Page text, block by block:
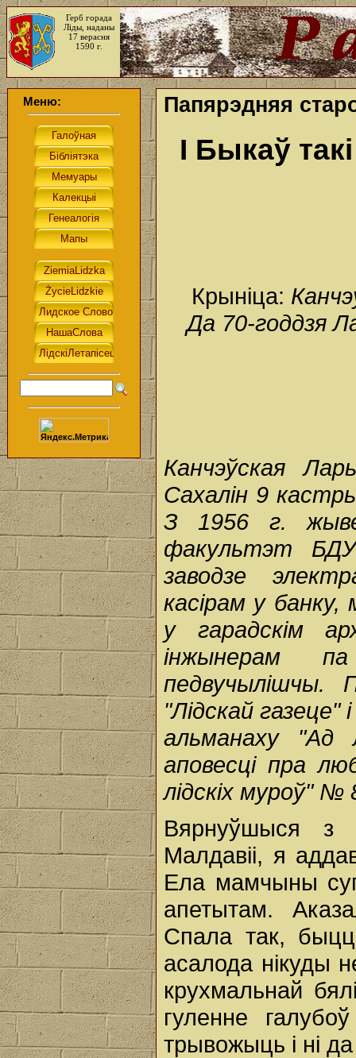
Герб горада
Ліды, наданы
17 верасня
1590 г.
Меню: Папярэдняя
І Быкаў
Крыніца:
Да 70-годдзя
Канчэўская
Сахалін 9
З 1956 г. жыве
факультэт
заводзе
касірам у
у гарадскім
інжынерам
педвучылішчы.
"Лідскай
альманаху "Ад
аповесці пра
лідскіх муроў" №
Вярнуўшыся з
Малдавіі, я
Ела мамчыны
апетытам.
Спала так,
асалода нікуды
крухмальнай
гуленне
трывожыць і ні